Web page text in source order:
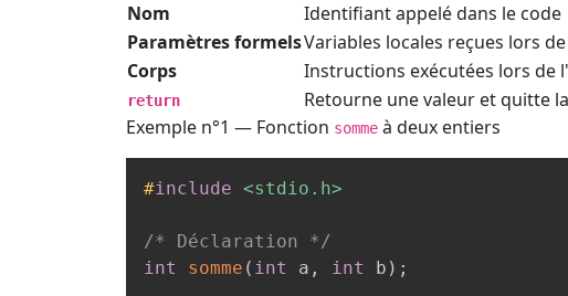
Nom Identifiant appelé dans le code
Paramètres formelsVariables locales reçues lors
Corps Instructions exécutées lors de
return
Retourne une valeur et quitte
Exemple n°1 — Fonction somme à deux entiers
#include <stdio.h>
/* Déclaration */
int
somme ( int a , int b ) ;